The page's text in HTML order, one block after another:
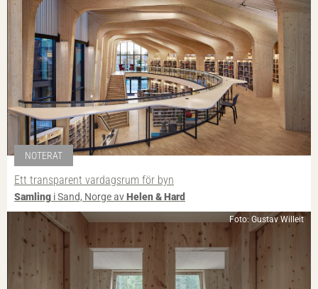
NOTERAT
Ett transparent vardagsrum för byn
Samling i Sand, Norge avHelen & Hard
Foto: Gustav Willeit